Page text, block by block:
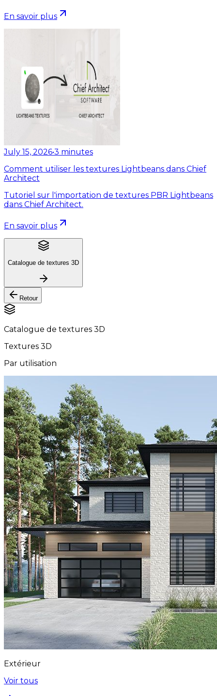
En savoir plus
July 15, 2026•3 minutes
Comment utiliser les textures Lightbeans dans Chief
Architect
Tutoriel sur l'importation de textures PBR Lightbeans
dans Chief Architect.
En savoir plus
Catalogue de textures 3D
Retour
Catalogue de textures 3D
Textures 3D
Par utilisation
Extérieur
Voir tous